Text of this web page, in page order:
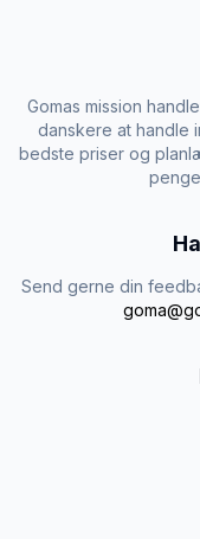
Gomas mission
danskere at handle
bedste priser og
Send gerne din